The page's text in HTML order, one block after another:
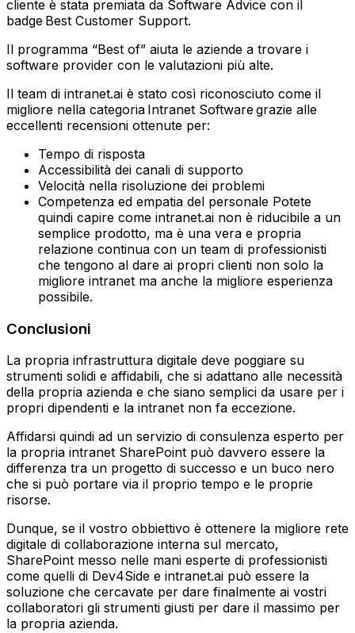
cliente è stata premiata da Software Advice con il
badge Best Customer Support.
Il programma “Best of” aiuta le aziende a trovare i
software provider con le valutazioni più alte.
Il team di intranet.ai è stato così riconosciuto come il
migliore nella categoria Intranet Software grazie alle
eccellenti recensioni ottenute per:
Tempo di risposta
Accessibilità dei canali di supporto
Velocità nella risoluzione dei problemi
Competenza ed empatia del personale‍ Potete
quindi capire come intranet.ai non è riducibile a un
semplice prodotto, ma è una vera e propria
relazione continua con un team di professionisti
che tengono al dare ai propri clienti non solo la
migliore intranet ma anche la migliore esperienza
possibile.
Conclusioni
La propria infrastruttura digitale deve poggiare su
strumenti solidi e affidabili, che si adattano alle necessità
della propria azienda e che siano semplici da usare per i
propri dipendenti e la intranet non fa eccezione.
Affidarsi quindi ad un servizio di consulenza esperto per
la propria intranet SharePoint può davvero essere la
differenza tra un progetto di successo e un buco nero
che si può portare via il proprio tempo e le proprie
risorse.
Dunque, se il vostro obbiettivo è ottenere la migliore rete
digitale di collaborazione interna sul mercato,
SharePoint messo nelle mani esperte di professionisti
come quelli di Dev4Side e intranet.ai può essere la
soluzione che cercavate per dare finalmente ai vostri
collaboratori gli strumenti giusti per dare il massimo per
la propria azienda.